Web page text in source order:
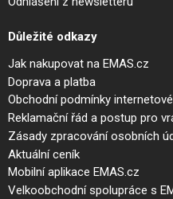
Důležité odkazy
Jak nakupovat na EMAS.cz
Doprava a platba
Obchodní podmínky
Reklamační řád a postup pro
Zásady zpracování osobních
Aktuální ceník
Mobilní aplikace EMAS.cz
Velkoobchodní spolupráce s